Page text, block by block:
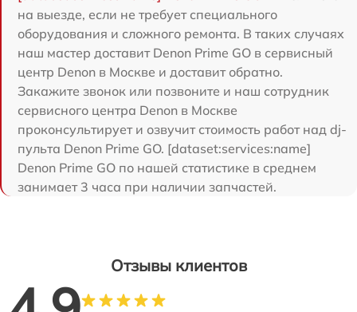
на выезде, если не требует специального
оборудования и сложного ремонта. В таких случаях
наш мастер доставит Denon Prime GO в сервисный
центр Denon в Москве и доставит обратно.
Закажите звонок или позвоните и наш сотрудник
сервисного центра Denon в Москве
проконсультирует и озвучит стоимость работ над dj-
пульта Denon Prime GO. [dataset:services:name]
Denon Prime GO по нашей статистике в среднем
занимает 3 часа при наличии запчастей.
Отзывы клиентов